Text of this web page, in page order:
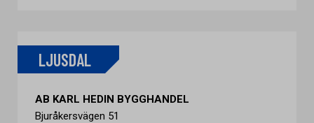
LJUSDAL
AB KARL HEDIN BYGGHANDEL
Bjuråkersvägen 51